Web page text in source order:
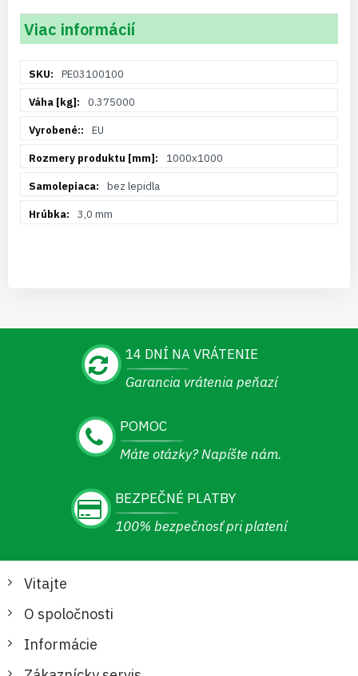
Viac informácií
informáciíPE03100100
0.375000
EU
1000x1000
bez lepidla
3,0 mm
14 DNÍ NA VRÁTENIE
Garancia vrátenia peňazí
POMOC
Máte otázky? Napíšte nám.
BEZPEČNÉ PLATBY
100% bezpečnosť pri platení
Vitajte
O spoločnosti
Informácie